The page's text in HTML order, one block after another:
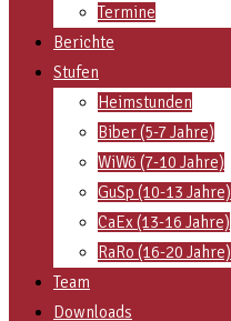
Termine
Berichte
Stufen
Heimstunden
Biber (5-7 Jahre)
WiWö (7-10 Jahre)
GuSp (10-13 Jahre)
CaEx (13-16 Jahre)
RaRo (16-20 Jahre)
Team
Downloads